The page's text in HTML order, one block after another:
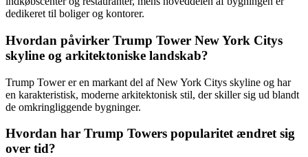
dedikeret til boliger og kontorer.
Hvordan påvirker Trump Tower New York Citys
skyline og arkitektoniske landskab?
Trump Tower er en markant del af New York Citys skyline og har
en karakteristisk, moderne arkitektonisk stil, der skiller sig ud blandt
de omkringliggende bygninger.
Hvordan har Trump Towers popularitet ændret sig
over tid?